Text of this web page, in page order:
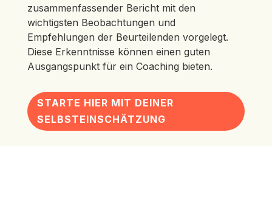
zusammenfassender Bericht mit den
wichtigsten Beobachtungen und
Empfehlungen der Beurteilenden vorgelegt.
Diese Erkenntnisse können einen guten
Ausgangspunkt für ein Coaching bieten.
STARTE HIER MIT DEINER
SELBSTEINSCHÄTZUNG